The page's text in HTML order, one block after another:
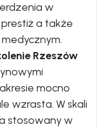
w
a także
Rzeszów
mocno
wzrasta. W skali
stosowany w